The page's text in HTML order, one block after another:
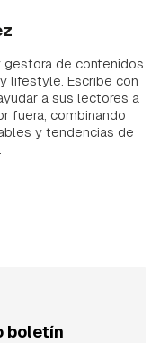
gestora de contenidos
lifestyle. Escribe con
a sus lectores a
fuera, combinando
y tendencias de
boletín